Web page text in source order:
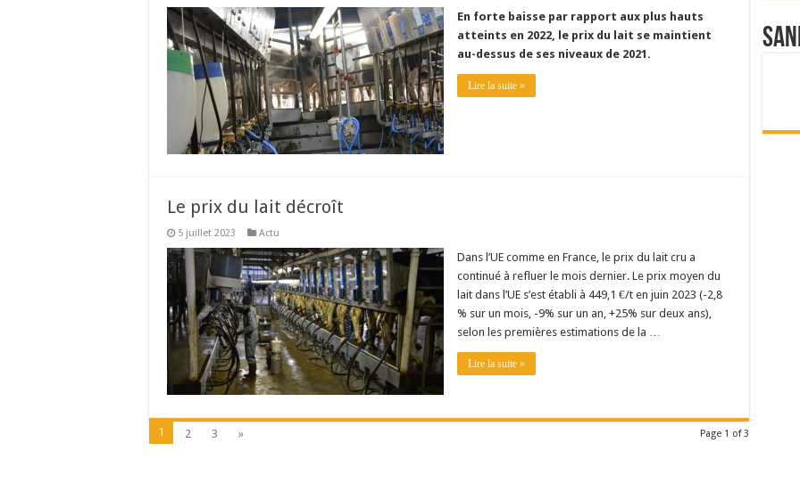
En forte baisse par rapport aux plus hauts
atteints en 2022, le prix du lait se maintient
au-dessus de ses niveaux de 2021.
Lire la suite »
Le prix du lait décroît
5 juillet 2023 Actu
Dans l’UE comme en France, le prix du lait cru a
continué à refluer le mois dernier. Le prix moyen du
lait dans l’UE s’est établi à 449,1 €/t en juin 2023 (-2,8
% sur un mois, -9% sur un an, +25% sur deux ans),
selon les premières estimations de la …
Lire la suite »
Page 1 of 3
1 2 3 »